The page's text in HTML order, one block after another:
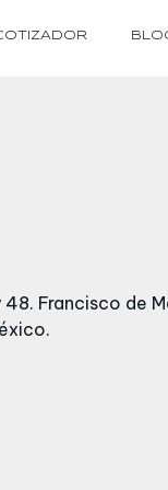
Francisco de